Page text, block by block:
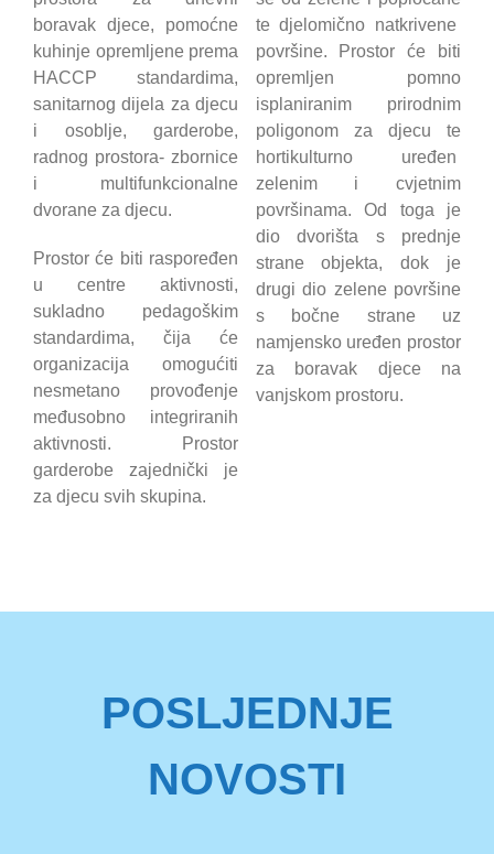
boravak djece, pomoćne
kuhinje opremljene prema
HACCP standardima,
sanitarnog dijela za djecu
i osoblje, garderobe,
radnog prostora- zbornice
i multifunkcionalne
dvorane za djecu.
Prostor će biti raspoređen
u centre aktivnosti,
sukladno pedagoškim
standardima, čija će
organizacija omogućiti
nesmetano provođenje
međusobno integriranih
aktivnosti. Prostor
garderobe zajednički je
za djecu svih skupina.
te djelomično natkrivene
površine. Prostor će biti
opremljen pomno
isplaniranim prirodnim
poligonom za djecu te
hortikulturno uređen
zelenim i cvjetnim
površinama. Od toga je
dio dvorišta s prednje
strane objekta, dok je
drugi dio zelene površine
s bočne strane uz
namjensko uređen prostor
za boravak djece na
vanjskom prostoru.
POSLJEDNJE
NOVOSTI